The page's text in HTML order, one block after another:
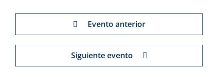
Evento anterior
Siguiente evento